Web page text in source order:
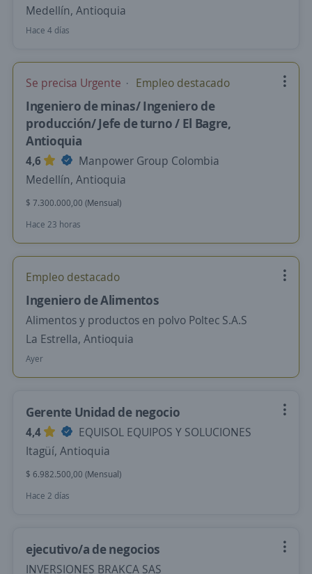
Medellín, Antioquia
Hace 4 días
Se precisa Urgente Empleo destacado
Ingeniero de minas/ Ingeniero de
producción/ Jefe de turno / El Bagre,
Antioquia
4,6
Manpower Group Colombia
Medellín, Antioquia
$ 7.300.000,00 (Mensual)
Hace 23 horas
Empleo destacado
Ingeniero de Alimentos
Alimentos y productos en polvo Poltec S.A.S
La Estrella, Antioquia
Ayer
Gerente Unidad de negocio
4,4
EQUISOL EQUIPOS Y SOLUCIONES
Itagüí, Antioquia
$ 6.982.500,00 (Mensual)
Hace 2 días
ejecutivo/a de negocios
INVERSIONES BRAKCA SAS